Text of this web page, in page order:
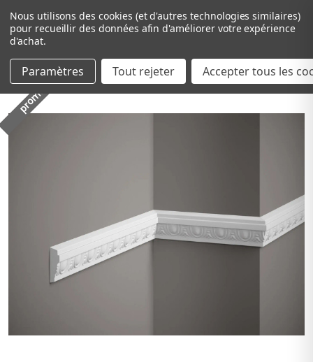
Passer au contenu principal
promo
Nous utilisons des cookies (et d'autres technologies similaires)
pour recueillir des données afin d'améliorer votre expérience
d'achat.
Paramètres Tout rejeter Accepter tous les